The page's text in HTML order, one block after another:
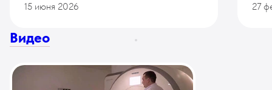
15 июня 2026
27
Видео